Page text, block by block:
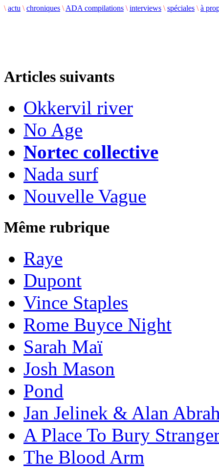
\ actu \ chroniques \ ADA compilations \ interviews \ spéciales \ à
Articles suivants
Okkervil river
No Age
Nortec collective
Nada surf
Nouvelle Vague
Même rubrique
Raye
Dupont
Vince Staples
Rome Buyce Night
Sarah Maï
Josh Mason
Pond
Jan Jelinek & Alan
A Place To Bury
The Blood Arm